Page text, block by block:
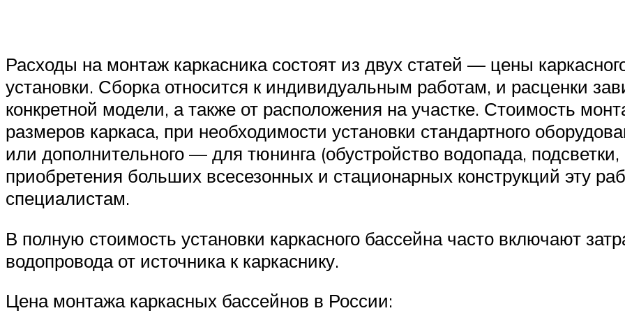
Расходы на монтаж каркасника состоят из двух статей — цены
установки. Сборка относится к индивидуальным работам, и расценки
конкретной модели, а также от расположения на участке. Стоимость
размеров каркаса, при необходимости установки стандартного
или дополнительного — для тюнинга (обустройство водопада,
приобретения больших всесезонных и стационарных конструкций эту
специалистам.
В полную стоимость установки каркасного бассейна часто включают
водопровода от источника к каркаснику.
Цена монтажа каркасных бассейнов в России: